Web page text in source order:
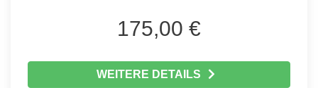
175,00 €
WEITERE DETAILS